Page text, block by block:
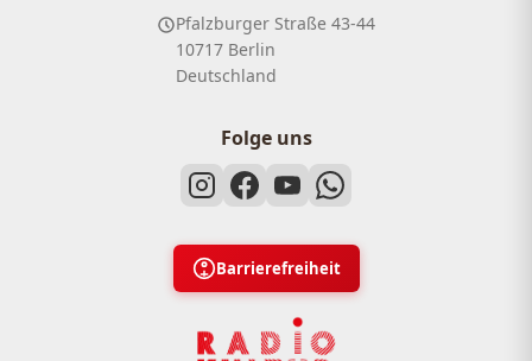
Pfalzburger Straße 43-44
10717 Berlin
Deutschland
Folge uns
Barrierefreiheit